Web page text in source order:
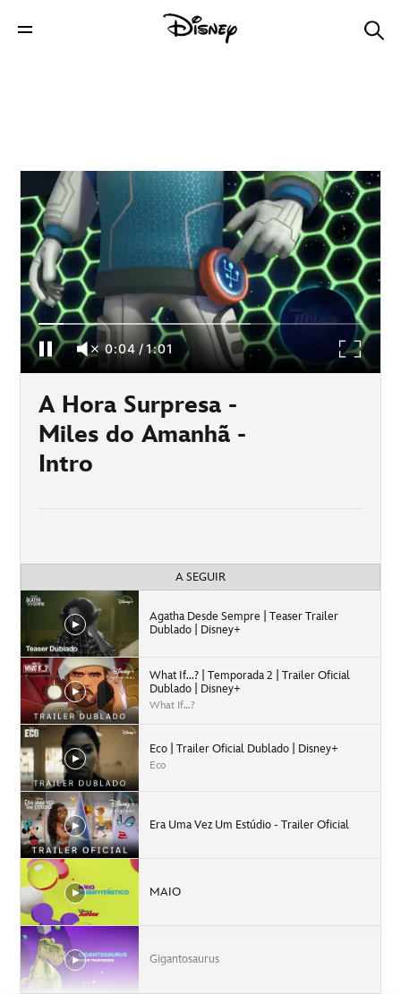
A Hora Surpresa - Miles do Amanhã - Intro
0:04 /1:01
A Hora Surpresa -
Miles do Amanhã -
Intro
A SEGUIR
Agatha Desde Sempre | Teaser Trailer
Dublado | Disney+
What If...? | Temporada 2 | Trailer Oficial
Dublado | Disney+
What If…?
Eco | Trailer Oficial Dublado | Disney+
Eco
Era Uma Vez Um Estúdio - Trailer Oficial
MAIO
Gigantosaurus